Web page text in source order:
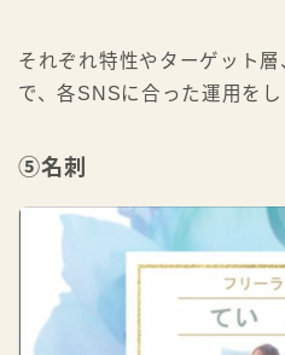
それぞれ特性やターゲット
で、各SNSに合った運用をし
⑤名刺